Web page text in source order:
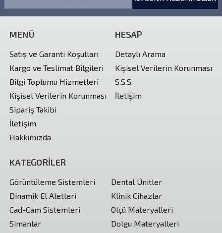
MENÜ
Satış ve Garanti Koşulları
Kargo ve Teslimat Bilgileri
Bilgi Toplumu Hizmetleri
Kişisel Verilerin Korunması
Sipariş Takibi
İletişim
Hakkımızda
HESAP
Detaylı Arama
Kişisel Verilerin Korunması
S.S.S.
İletişim
KATEGORİLER
Görüntüleme Sistemleri
Dental Ünitler
Dinamik El Aletleri
Klinik Cihazlar
Cad-Cam Sistemleri
Ölçü Materyalleri
Simanlar
Dolgu Materyalleri